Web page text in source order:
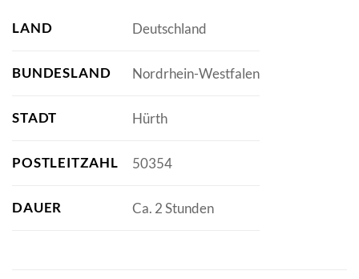
LAND Deutschland
BUNDESLAND Nordrhein-Westfalen
STADT Hürth
POSTLEITZAHL 50354
DAUER Ca. 2 Stunden